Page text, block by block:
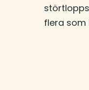
flera som